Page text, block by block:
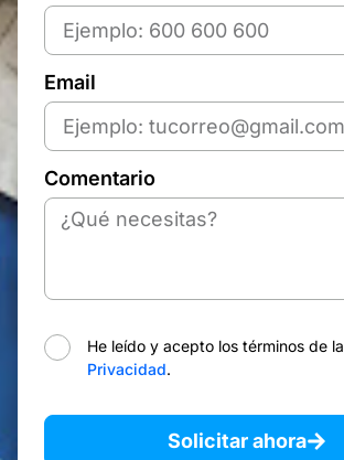
Email
Comentario
He leído y acepto los términos de la
Privacidad.
Solicitar ahora